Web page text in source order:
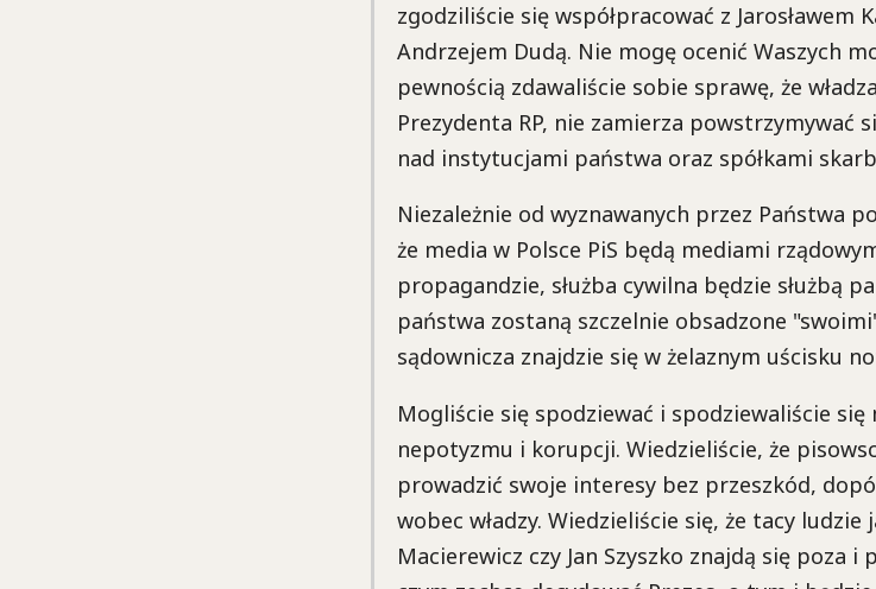
zgodziliście się współpracować z Jarosławem
Andrzejem Dudą. Nie mogę ocenić Waszych
pewnością zdawaliście sobie sprawę, że
Prezydenta RP, nie zamierza powstrzymywać
nad instytucjami państwa oraz spółkami
Niezależnie od wyznawanych przez Państwa
że media w Polsce PiS będą mediami
propagandzie, służba cywilna będzie służbą
państwa zostaną szczelnie obsadzone
sądownicza znajdzie się w żelaznym uścisku
Mogliście się spodziewać i spodziewaliście
nepotyzmu i korupcji. Wiedzieliście, że
prowadzić swoje interesy bez przeszkód,
wobec władzy. Wiedzieliście się, że tacy ludzie
Macierewicz czy Jan Szyszko znajdą się poza